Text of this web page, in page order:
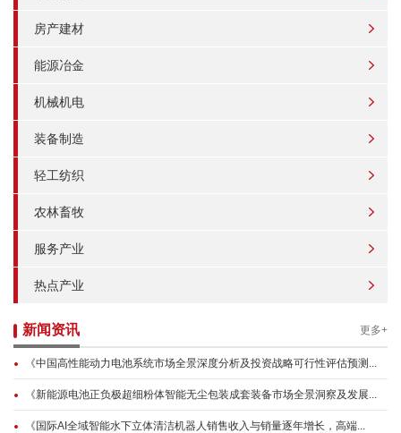
房产建材
能源冶金
机械机电
装备制造
轻工纺织
农林畜牧
服务产业
热点产业
新闻资讯 更多+
《中国高性能动力电池系统市场全景深度分析及投资战略可行性评估预测...
《新能源电池正负极超细粉体智能无尘包装成套装备市场全景洞察及发展...
《国际AI全域智能水下立体清洁机器人销售收入与销量逐年增长，高端...